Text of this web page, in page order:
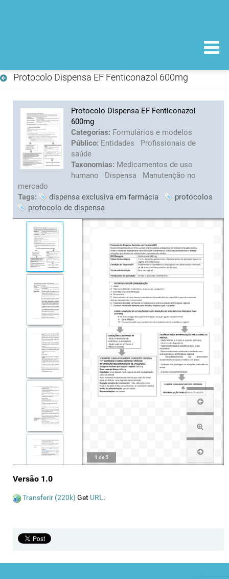
Protocolo Dispensa EF Fenticonazol 600mg
Protocolo Dispensa EF Fenticonazol
600mg
Categorias: Formulários e modelos
Público: Entidades
Profissionais de
saúde
Taxonomias: Medicamentos de uso
humano
Dispensa
Manutenção no
mercado
Tags:
dispensa exclusiva em farmácia
protocolos
protocolo de dispensa
1 de 5
Versão 1.0
Transferir (220k) Get URL.